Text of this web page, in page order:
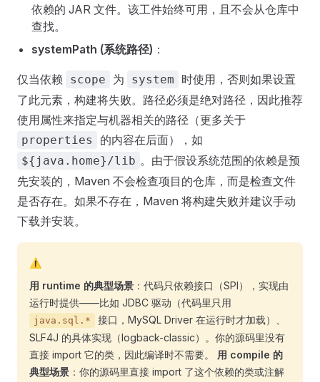
依赖的 JAR 文件。该工件始终可用，且不会从仓库中
查找。
systemPath (系统路径) ：
仅当依赖 scope 为 system
时使用，否则如果设置
了此元素，构建将失败。路径必须是绝对路径，因此推荐
使用属性来指定与机器相关的路径（更多关于
properties 的内容在后面），如
${java.home}/lib 。由于假设系统范围的依赖是预
先安装的，Maven 不会检查项目的仓库，而是检查文件
是否存在。如果不存在，Maven 将构建失败并建议手动
下载并安装。
⚠️
用 runtime 的典型场景 ：代码只依赖接口（SPI），实现由
运行时提供——比如 JDBC 驱动（代码里只用
java.sql.*
接口，MySQL Driver 在运行时才加载）、
SLF4J 的具体实现（logback-classic）。你的源码里没有
直接 import 它的类，因此编译时不需要。 用 compile 的
典型场景 ：你的源码里直接 import 了这个依赖的类或注解